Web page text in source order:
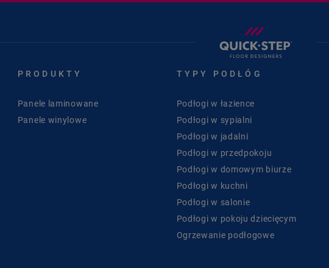
PRODUKTY
Panele laminowane
Panele winylowe
TYPY PODŁÓG
Podłogi w łazience
Podłogi w sypialni
Podłogi w jadalni
Podłogi w przedpokoju
Podłogi w domowym biurze
Podłogi w kuchni
Podłogi w salonie
Podłogi w pokoju dziecięcym
Ogrzewanie podłogowe